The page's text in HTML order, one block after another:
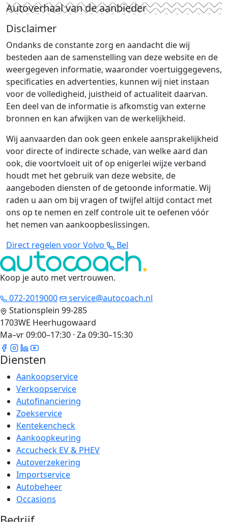
Autoverhaal van de aanbieder
Disclaimer
Ondanks de constante zorg en aandacht die wij
besteden aan de samenstelling van deze website en de
weergegeven informatie, waaronder voertuiggegevens,
specificaties en advertenties, kunnen wij niet instaan
voor de volledigheid, juistheid of actualiteit daarvan.
Een deel van de informatie is afkomstig van externe
bronnen en kan afwijken van de werkelijkheid.
Wij aanvaarden dan ook geen enkele aansprakelijkheid
voor directe of indirecte schade, van welke aard dan
ook, die voortvloeit uit of op enigerlei wijze verband
houdt met het gebruik van deze website, de
aangeboden diensten of de getoonde informatie. Wij
raden u aan om bij vragen of twijfel altijd contact met
ons op te nemen en zelf controle uit te oefenen vóór
het nemen van aankoopbeslissingen.
Direct regelen voor Volvo
Bel
Koop je auto met vertrouwen.
072-2019000
service@autocoach.nl
Stationsplein 99-285
1703WE Heerhugowaard
Ma–vr 09:00–17:30 · Za 09:30–15:30
Diensten
Aankoopservice
Verkoopservice
Autofinanciering
Zoekservice
Kentekencheck
Aankoopkeuring
Accucheck EV & PHEV
Autoverzekering
Importservice
Autobeheer
Occasions